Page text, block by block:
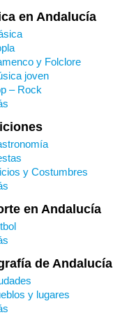
en Andalucía
y Folclore
joven
– Rock
y Costumbres
en Andalucía
de Andalucía
y lugares